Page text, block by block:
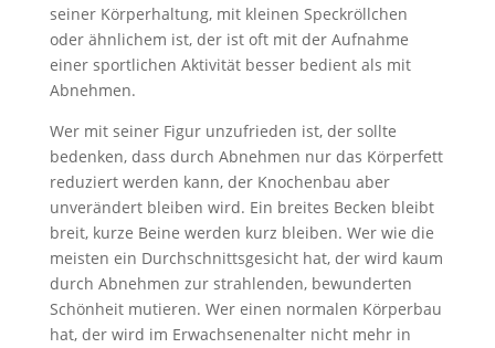
seiner Körperhaltung, mit kleinen Speckröllchen
oder ähnlichem ist, der ist oft mit der Aufnahme
einer sportlichen Aktivität besser bedient als mit
Abnehmen.
Wer mit seiner Figur unzufrieden ist, der sollte
bedenken, dass durch Abnehmen nur das Körperfett
reduziert werden kann, der Knochenbau aber
unverändert bleiben wird. Ein breites Becken bleibt
breit, kurze Beine werden kurz bleiben. Wer wie die
meisten ein Durchschnittsgesicht hat, der wird kaum
durch Abnehmen zur strahlenden, bewunderten
Schönheit mutieren. Wer einen normalen Körperbau
hat, der wird im Erwachsenenalter nicht mehr in